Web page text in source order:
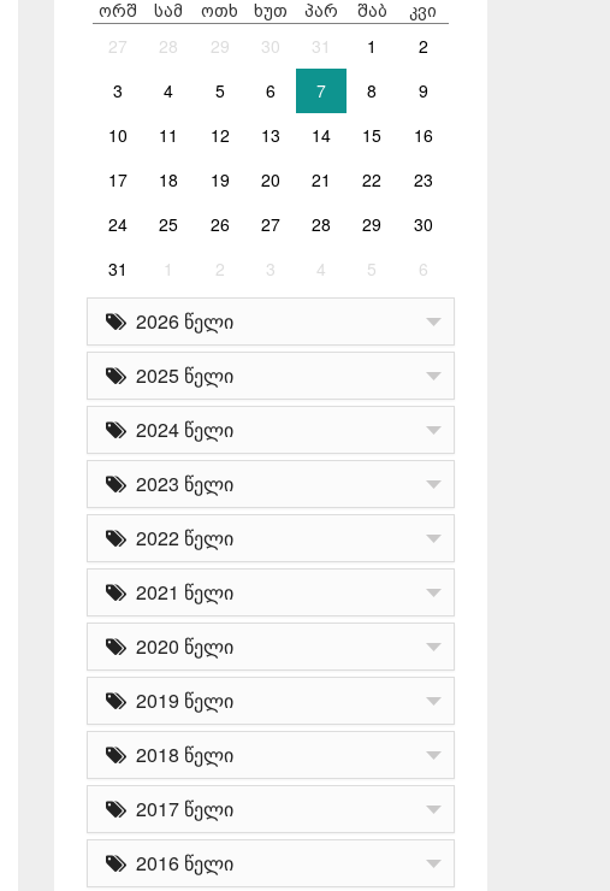
ორშ სამ ოთხ ხუთ პარ შაბ კვი
27 28 29 30 31 1
2
3
4 5 6 7 8
9
10
11 12 13 14 15
16
17
18 19 20 21 22
23
24
25 26 27 28 29
30
31
1 2 3 4 5 6
2026 წელი
2025 წელი
2024 წელი
2023 წელი
2022 წელი
2021 წელი
2020 წელი
2019 წელი
2018 წელი
2017 წელი
2016 წელი